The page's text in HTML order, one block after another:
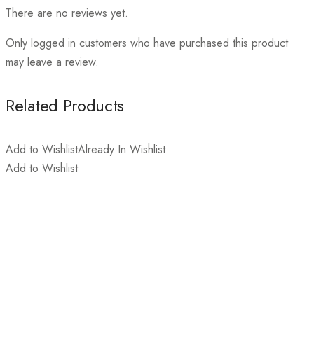
There are no reviews yet.
Only logged in customers who have purchased this product
may leave a review.
Related Products
Add to WishlistAlready In Wishlist
Add to Wishlist